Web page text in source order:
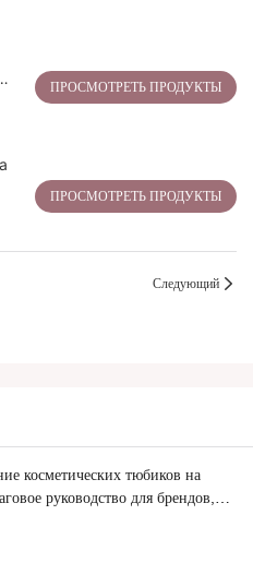
ПРОСМОТРЕТЬ ПРОДУКТЫ
ПРОСМОТРЕТЬ ПРОДУКТЫ
Следующий
косметических тюбиков на
руководство для брендов,